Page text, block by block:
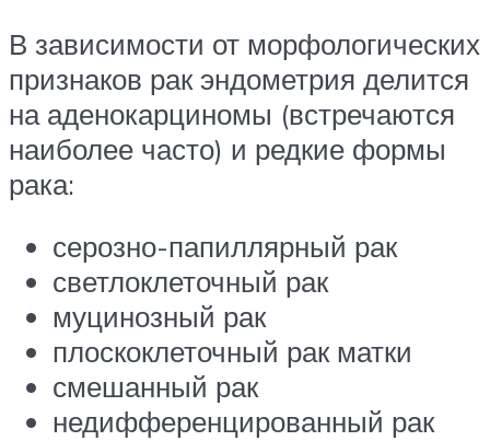
В зависимости от морфологических
признаков рак эндометрия делится
на аденокарциномы (встречаются
наиболее часто) и редкие формы
рака:
серозно-папиллярный рак
светлоклеточный рак
муцинозный рак
плоскоклеточный рак матки
смешанный рак
недифференцированный рак